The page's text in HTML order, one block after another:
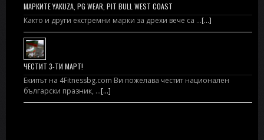
МАРКИТЕ YAKUZA, PG WEAR, PIT BULL WEST COAST
Както и други екстремни марки за дрехи вече са …[...]
ЧЕСТИТ 3-ТИ МАРТ!
Екипът на 4Fitnessbg.com Ви пожелава честит национален
български празник, …[...]